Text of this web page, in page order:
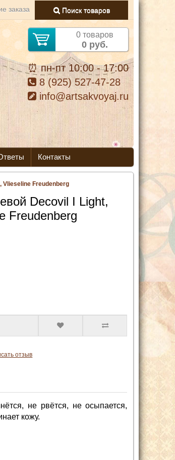
заказа Поиск товаров
0 товаров
0 руб.
⏰ пн-пт 10:00 - 17:00
8 (925) 527-47-28
info@artsakvoyaj.ru
Контакты
Vlieseline Freudenberg
Decovil I Light,
Freudenberg
отзыв
не рвётся, не осыпается,
кожу.